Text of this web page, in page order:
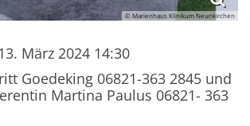
© Marienhaus Klinikum Neunkirchen
März 2024 14:30
Goedeking 06821-363 2845 und
Martina Paulus 06821- 363